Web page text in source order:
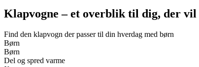
Klapvogne – et overblik til dig, der
Find den klapvogn der passer til din hverdag med børn
Børn
Børn
Del og spred varme